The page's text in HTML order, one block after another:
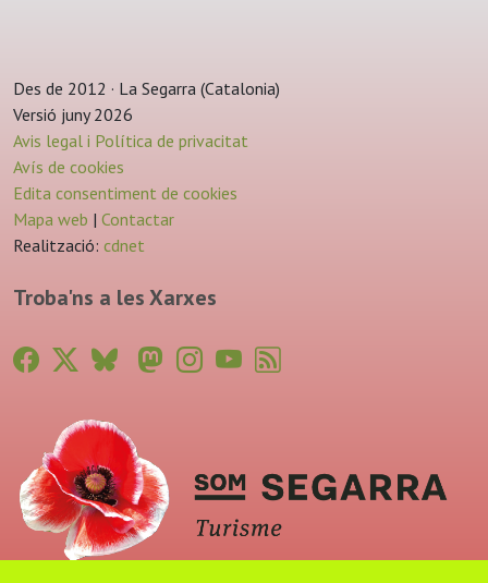
Des de 2012 · La Segarra (Catalonia)
Versió juny 2026
Avis legal i Política de privacitat
Avís de cookies
Edita consentiment de cookies
Mapa web | Contactar
Realització: cdnet
Troba'ns a les Xarxes